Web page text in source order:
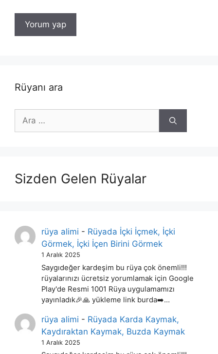
Rüyanı ara
için
Sizden Gelen Rüyalar
rüya alimi - Rüyada İçki İçmek, İçki
Görmek, İçki İçen Birini Görmek
1 Aralık 2025
Saygıdeğer kardeşim bu rüya çok önemli!!!
rüyalarınızı ücretsiz yorumlamak için Google
Play'de Resmi 1001 Rüya uygulamamızı
yayınladık🎉🙏 yükleme link burda➡️…
rüya alimi - Rüyada Karda Kaymak,
Kaydıraktan Kaymak, Buzda Kaymak
1 Aralık 2025